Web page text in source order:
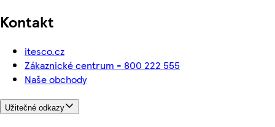
Kontakt
itesco.cz
Zákaznické centrum - 800 222 555
Naše obchody
Užitečné odkazy